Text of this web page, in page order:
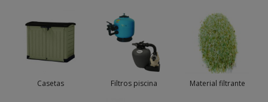
Casetas Filtros piscina Material filtrante